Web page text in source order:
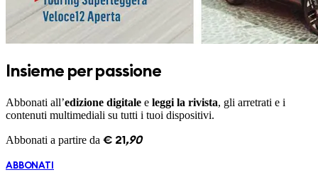
Insieme per passione
Abbonati all’edizione digitale e leggi la rivista, gli arretrati e i
contenuti multimediali su tutti i tuoi dispositivi.
Abbonati a partire da € 21 ,90
ABBONATI